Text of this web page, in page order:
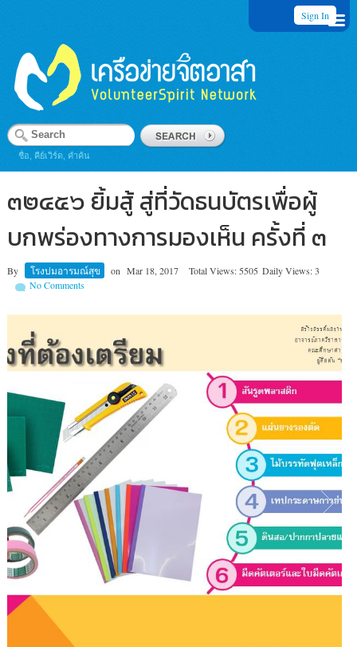
Sign In
ชื่อ, คีย์เวิร์ด, คำค้น
๓๒๔๕๖ ยิ้มสู้ สู่ที่วัดธนบัตรเพื่อผู้
บกพร่องทางการมองเห็น ครั้งที่ ๓
By โรงบ่มอารมณ์สุข on Mar 18, 2017 Total Views: 5505 Daily Views: 3
No Comments